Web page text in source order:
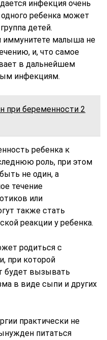
инфекция очень
ребенка может
детей.
иммунитете малыша не
и, что самое
в дальнейшем
инфекциям.
при беременности 2
ребенка к
роль, при этом
не один, а
течение
или
также стать
реакции у ребенка.
родиться с
при которой
будет вызывать
в виде сыпи и других
практически не
питаться